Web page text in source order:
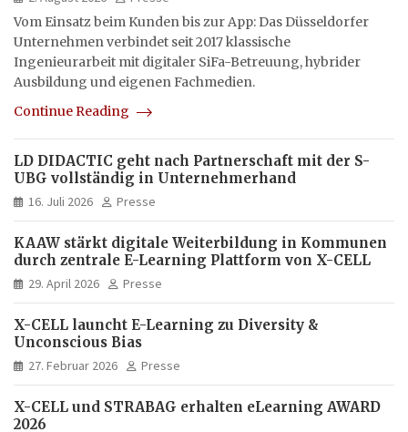
Vom Einsatz beim Kunden bis zur App: Das Düsseldorfer
Unternehmen verbindet seit 2017 klassische
Ingenieurarbeit mit digitaler SiFa-Betreuung, hybrider
Ausbildung und eigenen Fachmedien.
Continue Reading
LD DIDACTIC geht nach Partnerschaft mit der S-
UBG vollständig in Unternehmerhand
16. Juli 2026 Presse
KAAW stärkt digitale Weiterbildung in Kommunen
durch zentrale E-Learning Plattform von X-CELL
29. April 2026 Presse
X-CELL launcht E-Learning zu Diversity &
Unconscious Bias
27. Februar 2026 Presse
X-CELL und STRABAG erhalten eLearning AWARD
2026